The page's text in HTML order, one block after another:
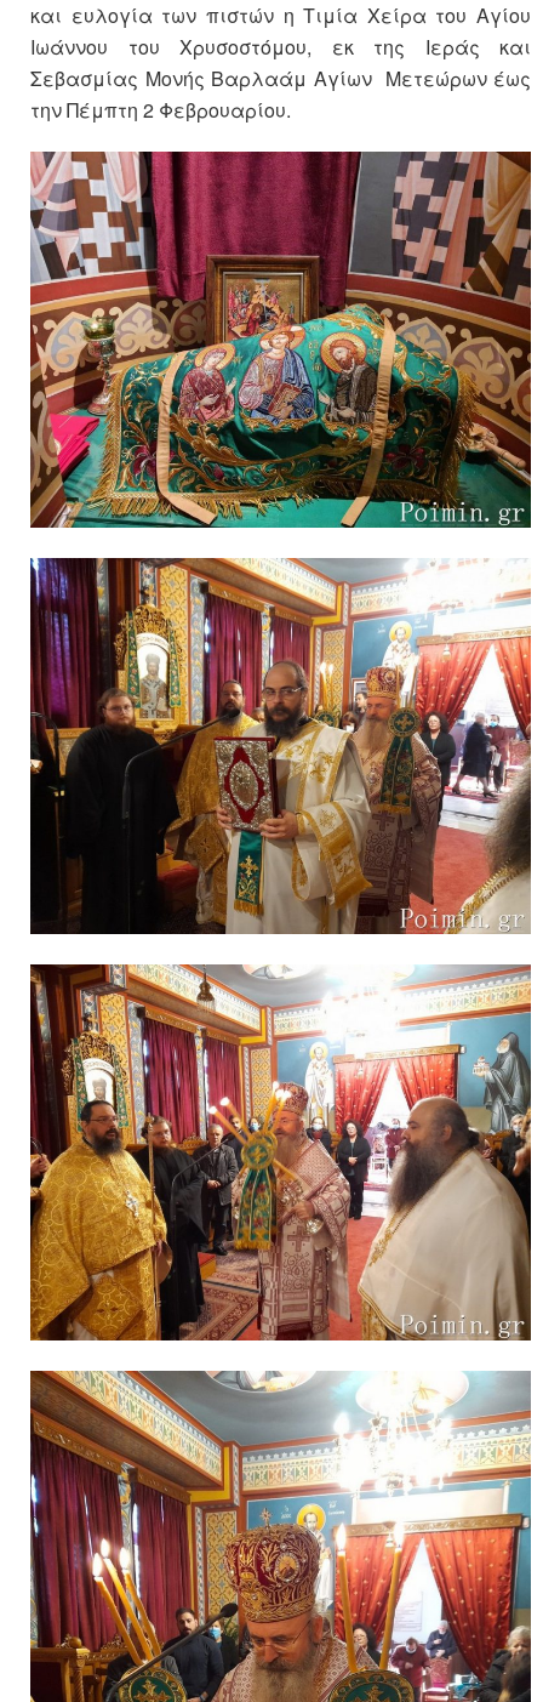
και ευλογία των πιστών η Τιμία Χείρα του Αγίου
Ιωάννου του Χρυσοστόμου, εκ της Ιεράς και
Σεβασμίας Μονής Βαρλαάμ Αγίων Μετεώρων έως
την Πέμπτη 2 Φεβρουαρίου.